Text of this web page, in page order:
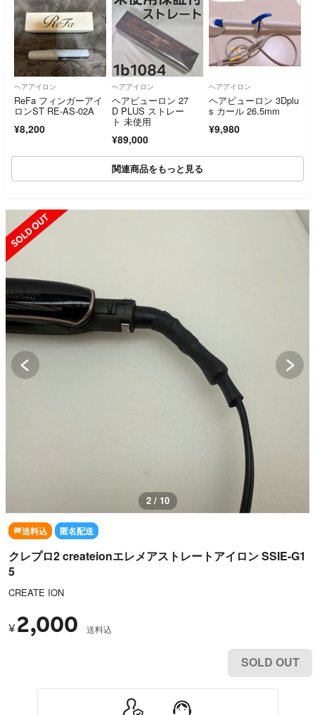
ヘアアイロン
ReFa フィンガーアイ
ロンST RE-AS-02A
¥8,200
ヘアアイロン
ヘアビューロン 27
D PLUS ストレー
ト 未使用
¥89,000
ヘアアイロン
ヘアビューロン 3Dplu
s カール 26.5mm
¥9,980
関連商品をもっと見る
2 / 10
送料込 匿名配送
クレプロ2 createionエレメアストレートアイロン SSIE-G1
5
CREATE ION
¥ 2,000 送料込
SOLD OUT